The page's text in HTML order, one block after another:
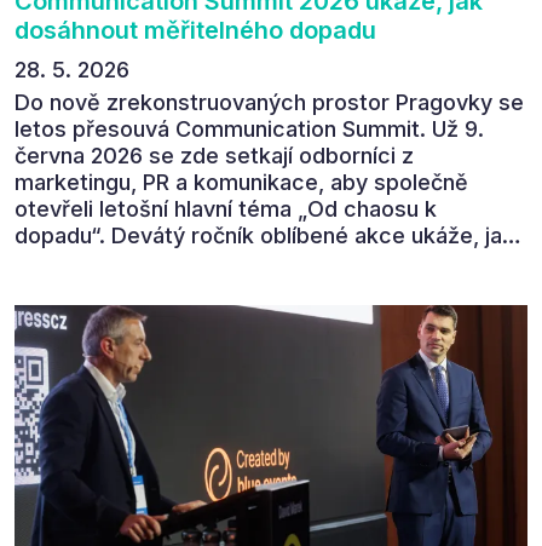
dosáhnout měřitelného dopadu
28. 5. 2026
Do nově zrekonstruovaných prostor Pragovky se
letos přesouvá Communication Summit. Už 9.
června 2026 se zde setkají odborníci z
marketingu, PR a komunikace, aby společně
otevřeli letošní hlavní téma „Od chaosu k
dopadu“. Devátý ročník oblíbené akce ukáže, jak